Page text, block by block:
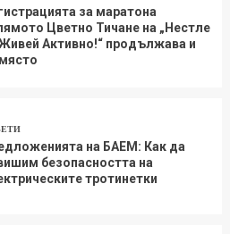
за маратона
Цветно Тичане на „Нестле
Aктивно!“ продължава и
на БАЕМ: Как да
безопасността на
тротинетки